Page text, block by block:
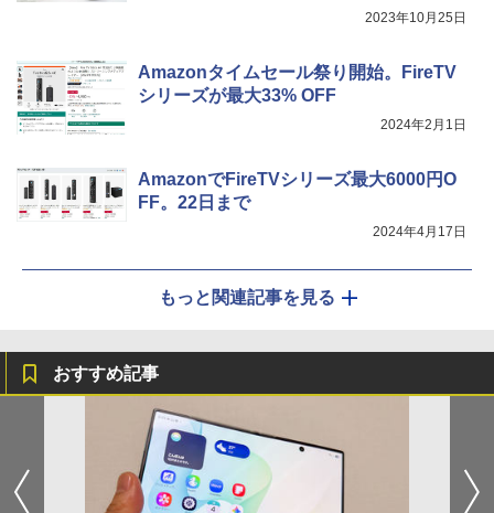
2023年10月25日
Amazonタイムセール祭り開始。FireTV
シリーズが最大33% OFF
2024年2月1日
AmazonでFireTVシリーズ最大6000円O
FF。22日まで
2024年4月17日
もっと関連記事を見る
おすすめ記事